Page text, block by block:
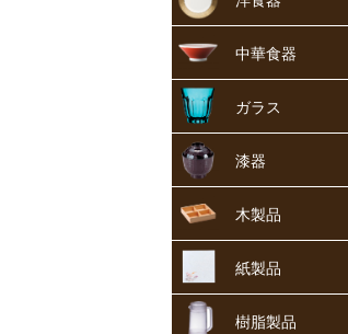
中華食器
ガラス
漆器
木製品
紙製品
樹脂製品